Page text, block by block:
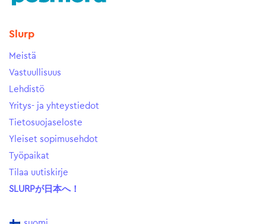
Slurp
Meistä
Vastuullisuus
Lehdistö
Yritys- ja yhteystiedot
Tietosuojaseloste
Yleiset sopimusehdot
Työpaikat
Tilaa uutiskirje
SLURPが日本へ！